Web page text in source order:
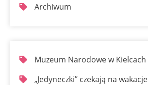
Archiwum
Muzeum Narodowe w Kielcach
„Jedyneczki” czekają na wakacje